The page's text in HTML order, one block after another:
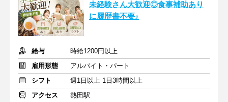
未経験さん大歓迎◎食事補助あり
に履歴書不要♪
給与
時給1200円以上
雇用形態
アルバイト・パート
シフト
週1日以上 1日3時間以上
アクセス
熱田駅